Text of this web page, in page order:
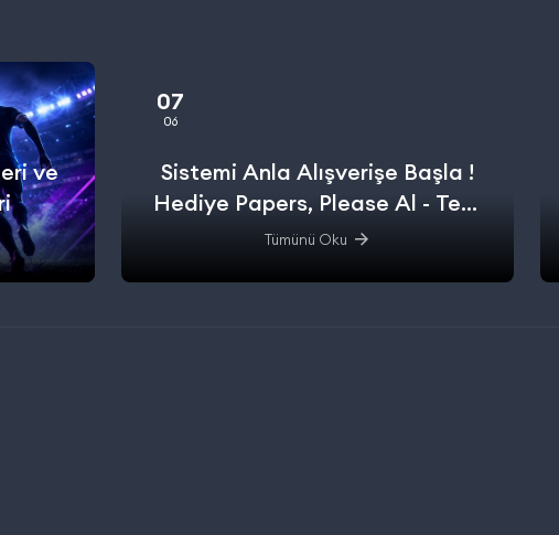
ve
07
06
Sistemi Anla Alışverişe Başla !
Hediye Papers, Please Al - Test
Et - Alışverişe başla.
Tümünü Oku